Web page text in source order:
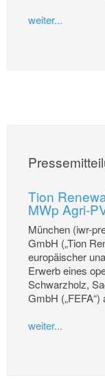
weiter...
Tion
MWp Agri-
München (iwr-
GmbH („Tion
europäischer
Erwerb eines
Schwarzholz,
GmbH
weiter...